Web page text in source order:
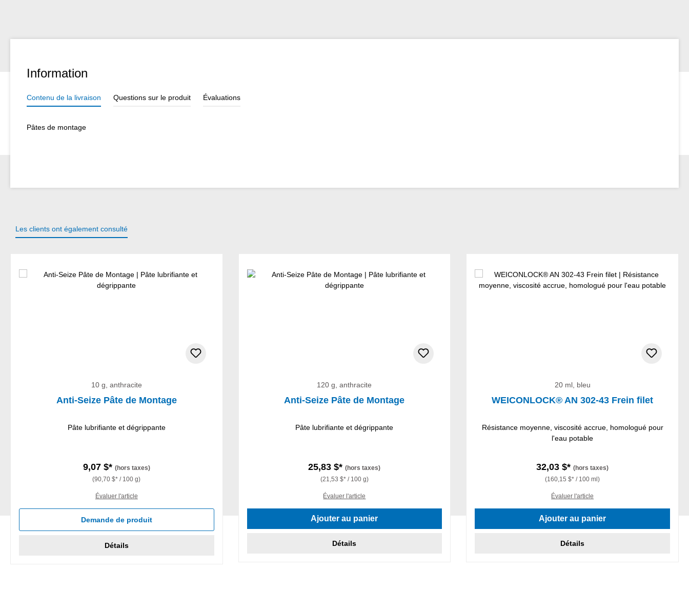
Information
Contenu de la livraison Questions sur le produit Évaluations
Pâtes de montage
Les clients ont également consulté
10 g, anthracite
Anti-Seize Pâte de Montage
Pâte lubrifiante et dégrippante
9,07 $* (hors taxes)
(90,70 $* / 100 g)
Évaluer l'article
Demande de produit
Détails
120 g, anthracite
Anti-Seize Pâte de Montage
Pâte lubrifiante et dégrippante
25,83 $*(hors taxes)
(21,53 $* / 100 g)
Évaluer l'article
Ajouter au panier
Détails
20 ml, bleu
WEICONLOCK® AN 302-43 Frein filet
Résistance moyenne, viscosité accrue, homologué pour
l'eau potable
32,03 $*(hors taxes)
(160,15 $* / 100 ml)
Évaluer l'article
Ajouter au panier
Détails